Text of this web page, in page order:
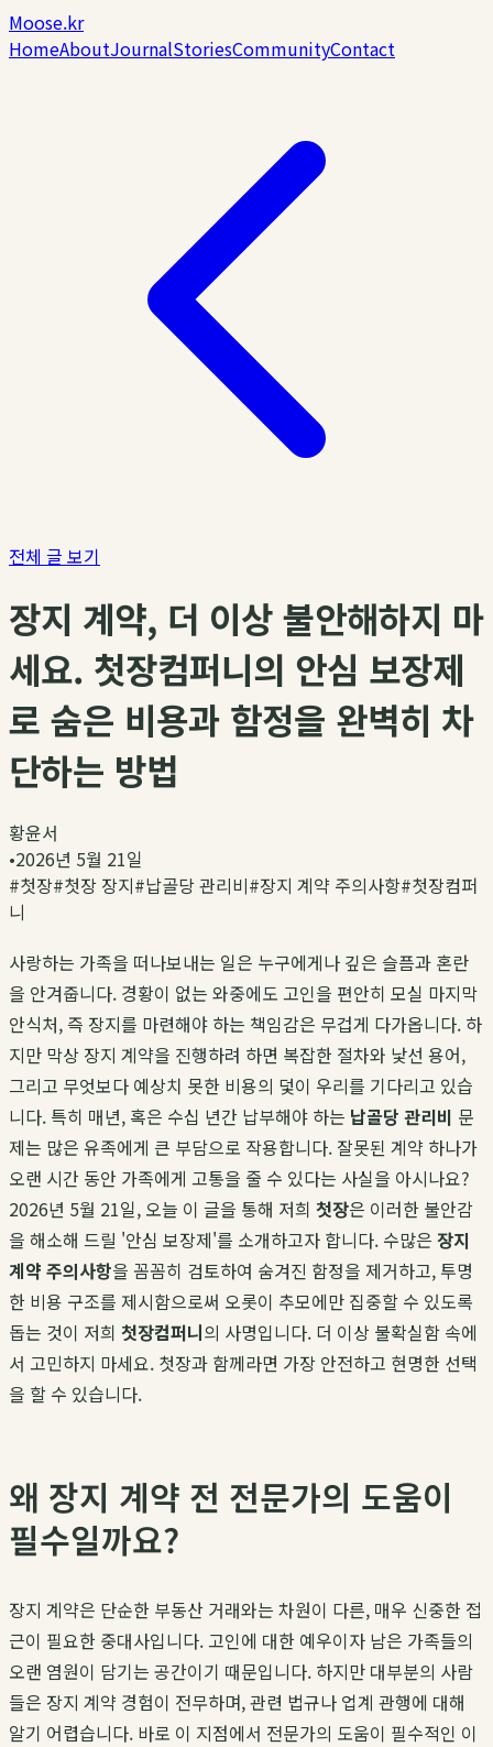
Moose.kr
HomeAboutJournalStoriesCommunityContact
전체 글 보기
장지 계약, 더 이상 불안해하지 마
세요. 첫장컴퍼니의 안심 보장제
로 숨은 비용과 함정을 완벽히 차
단하는 방법
황윤서
•2026년 5월 21일
#첫장#첫장 장지#납골당 관리비#장지 계약 주의사항#첫장컴퍼
니
사랑하는 가족을 떠나보내는 일은 누구에게나 깊은 슬픔과 혼란
을 안겨줍니다. 경황이 없는 와중에도 고인을 편안히 모실 마지막
안식처, 즉 장지를 마련해야 하는 책임감은 무겁게 다가옵니다. 하
지만 막상 장지 계약을 진행하려 하면 복잡한 절차와 낯선 용어,
그리고 무엇보다 예상치 못한 비용의 덫이 우리를 기다리고 있습
니다. 특히 매년, 혹은 수십 년간 납부해야 하는 납골당 관리비 문
제는 많은 유족에게 큰 부담으로 작용합니다. 잘못된 계약 하나가
오랜 시간 동안 가족에게 고통을 줄 수 있다는 사실을 아시나요?
2026년 5월 21일, 오늘 이 글을 통해 저희 첫장은 이러한 불안감
을 해소해 드릴 '안심 보장제'를 소개하고자 합니다. 수많은 장지
계약 주의사항을 꼼꼼히 검토하여 숨겨진 함정을 제거하고, 투명
한 비용 구조를 제시함으로써 오롯이 추모에만 집중할 수 있도록
돕는 것이 저희 첫장컴퍼니의 사명입니다. 더 이상 불확실함 속에
서 고민하지 마세요. 첫장과 함께라면 가장 안전하고 현명한 선택
을 할 수 있습니다.
왜 장지 계약 전 전문가의 도움이
필수일까요?
장지 계약은 단순한 부동산 거래와는 차원이 다른, 매우 신중한 접
근이 필요한 중대사입니다. 고인에 대한 예우이자 남은 가족들의
오랜 염원이 담기는 공간이기 때문입니다. 하지만 대부분의 사람
들은 장지 계약 경험이 전무하며, 관련 법규나 업계 관행에 대해
알기 어렵습니다. 바로 이 지점에서 전문가의 도움이 필수적인 이